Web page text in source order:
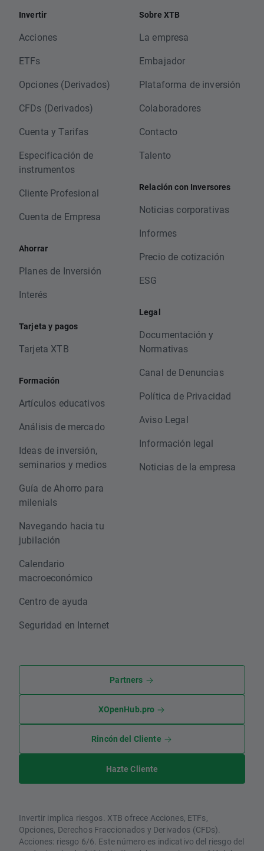
Invertir
Acciones
ETFs
Opciones (Derivados)
CFDs (Derivados)
Cuenta y Tarifas
Especificación de
instrumentos
Cliente Profesional
Cuenta de Empresa
Ahorrar
Planes de Inversión
Interés
Tarjeta y pagos
Tarjeta XTB
Formación
Artículos educativos
Análisis de mercado
Ideas de inversión,
seminarios y medios
Guía de Ahorro para
milenials
Navegando hacia tu
jubilación
Calendario
macroeconómico
Centro de ayuda
Seguridad en Internet
Sobre XTB
La empresa
Embajador
Plataforma de inversión
Colaboradores
Contacto
Talento
Relación con Inversores
Noticias corporativas
Informes
Precio de cotización
ESG
Legal
Documentación y
Normativas
Canal de Denuncias
Política de Privacidad
Aviso Legal
Información legal
Noticias de la empresa
Partners
XOpenHub.pro
Rincón del Cliente
Hazte Cliente
Invertir implica riesgos. XTB ofrece Acciones, ETFs,
Opciones, Derechos Fraccionados y Derivados (CFDs).
Acciones: riesgo 6/6. Este número es indicativo del riesgo del